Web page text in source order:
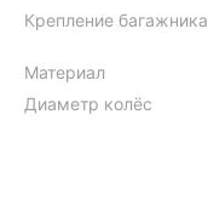
Крепление багажника
Материал
Диаметр колёс